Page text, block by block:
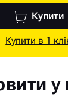
Купити
Купити в 1
у